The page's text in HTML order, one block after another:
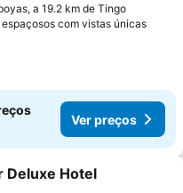
a 19.2 km de Tingo
com vistas únicasVer
Ver preços
aos favoritos
Deluxe Hotel